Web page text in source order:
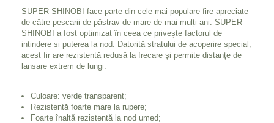
SUPER SHINOBI face parte din cele mai populare fire apreciate
de către pescarii de păstrav de mare de mai mulți ani. SUPER
SHINOBI a fost optimizat în ceea ce privește factorul de
intindere si puterea la nod. Datorită stratului de acoperire special,
acest fir are rezistentă redusă la frecare și permite distanțe de
lansare extrem de lungi.
Culoare: verde transparent;
Rezistentă foarte mare la rupere;
Foarte înaltă rezistentă la nod umed;